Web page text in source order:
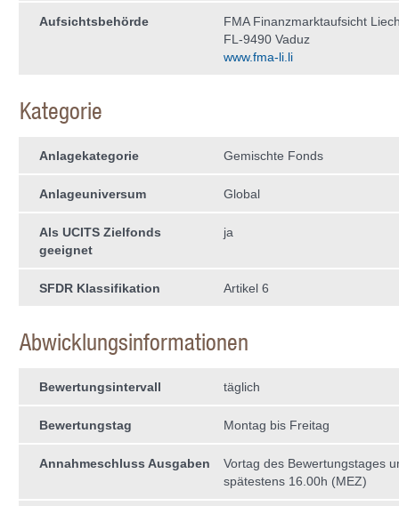
Aufsichtsbehörde
FMA Finanzmarktaufsicht
FL-9490 Vaduz
www.fma-li.li
Kategorie
Anlagekategorie Gemischte Fonds
Anlageuniversum Global
Als UCITS Zielfonds
geeignet
ja
SFDR Klassifikation Artikel 6
Abwicklungsinformationen
Bewertungsintervall täglich
Bewertungstag Montag bis Freitag
Annahmeschluss Ausgaben
Vortag des Bewertungstages
spätestens 16.00h (MEZ)